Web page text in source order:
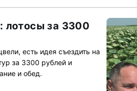
лотосы за 3300
есть идея съездить на
за 3300 рублей и
и обед.